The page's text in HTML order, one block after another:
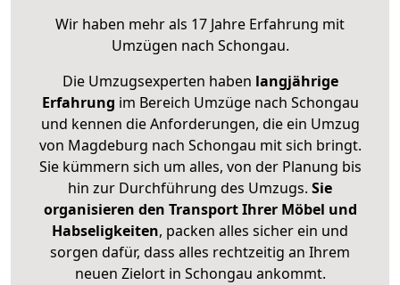
Wir haben mehr als 17 Jahre Erfahrung mit
Umzügen nach Schongau.
Die Umzugsexperten haben langjährige
Erfahrung im Bereich Umzüge nach Schongau
und kennen die Anforderungen, die ein Umzug
von Magdeburg nach Schongau mit sich bringt.
Sie kümmern sich um alles, von der Planung bis
hin zur Durchführung des Umzugs. Sie
organisieren den Transport Ihrer Möbel und
Habseligkeiten, packen alles sicher ein und
sorgen dafür, dass alles rechtzeitig an Ihrem
neuen Zielort in Schongau ankommt.